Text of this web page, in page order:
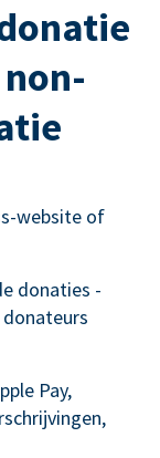
website of
donaties -
Pay,